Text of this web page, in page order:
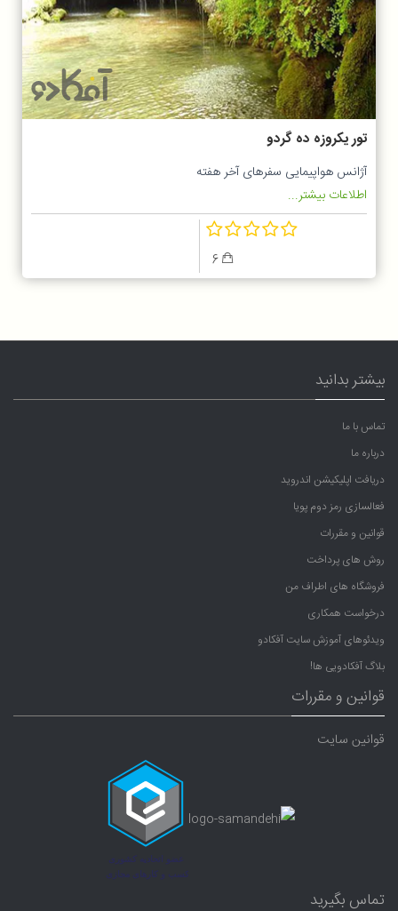
تور یکروزه ده گردو
آژانس هواپیمایی سفرهای آخر هفته
اطلاعات بیشتر...
بیشتر بدانید
تماس با ما
درباره ما
دریافت اپلیکیشن اندروید
فعالسازی رمز دوم پویا
قوانین و مقررات
روش های پرداخت
فروشگاه های اطراف من
درخواست همکاری
ویدئوهای آموزش سایت آفکادو
بلاگ آفکادویی ها!
قوانین و مقررات
قوانین سایت
تماس بگیرید